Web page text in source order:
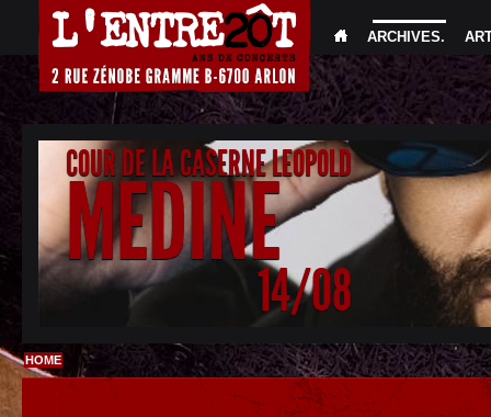
ARCHIVES.
COUR DE LA CASERNE LEOPOLD
MEDINE
14/08
HOME